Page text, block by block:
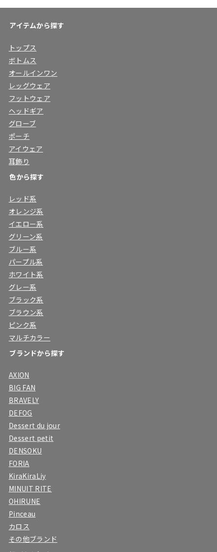
アイテムから探す
トップス
ボトムス
オールインワン
レッグウェア
フットウェア
ヘッドギア
グローブ
ポーチ
アイウェア
耳飾り
色から探す
レッド系
オレンジ系
イエロー系
グリーン系
ブルー系
パープル系
ホワイト系
グレー系
ブラック系
ブラウン系
ピンク系
マルチカラー
ブランドから探す
AXION
BIG FAN
BRAVELY
DEFOG
Dessert du jour
Dessert petit
DENSOKU
FORIA
KiraKiraLiy
MINUIT RITE
OHIRUNE
Pinceau
カロス
その他ブランド